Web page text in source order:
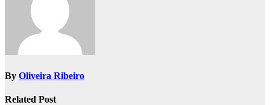
By Oliveira Ribeiro
Related Post